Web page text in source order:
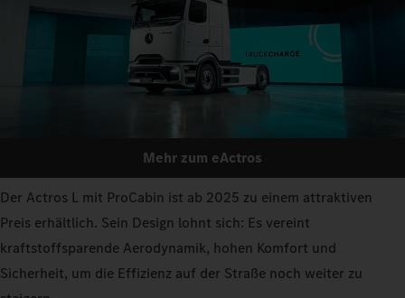
Mehr zum eActros
Der Actros L mit ProCabin ist ab 2025 zu einem attraktiven
Preis erhältlich. Sein Design lohnt sich: Es vereint
kraftstoffsparende Aerodynamik, hohen Komfort und
Sicherheit, um die Effizienz auf der Straße noch weiter zu